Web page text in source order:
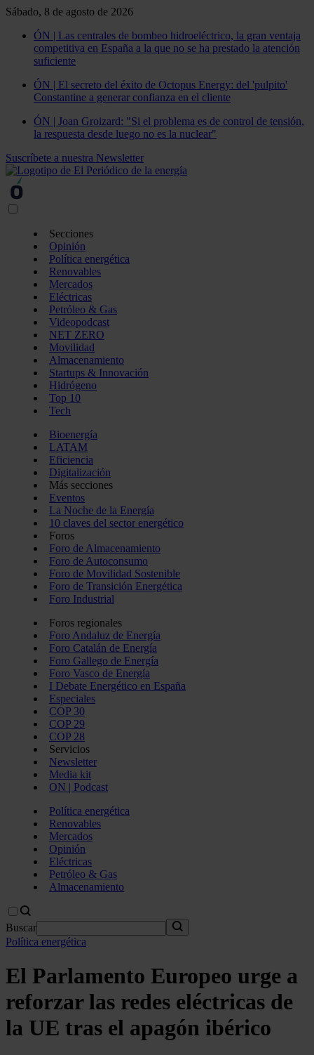
Sábado, 8 de agosto de 2026
ÓN | Las centrales de bombeo hidroeléctrico, la gran ventaja
competitiva en España a la que no se ha prestado la atención
suficiente
ÓN | El secreto del éxito de Octopus Energy: del 'pulpito'
Constantine a generar confianza en el cliente
ÓN | Joan Groizard: "Si el problema es de control de tensión,
la respuesta desde luego no es la nuclear"
Suscríbete a nuestra Newsletter
Secciones
Opinión
Política energética
Renovables
Mercados
Eléctricas
Petróleo & Gas
Videopodcast
NET ZERO
Movilidad
Almacenamiento
Startups & Innovación
Hidrógeno
Top 10
Tech
Bioenergía
LATAM
Eficiencia
Digitalización
Más secciones
Eventos
La Noche de la Energía
10 claves del sector energético
Foros
Foro de Almacenamiento
Foro de Autoconsumo
Foro de Movilidad Sostenible
Foro de Transición Energética
Foro Industrial
Foros regionales
Foro Andaluz de Energía
Foro Catalán de Energía
Foro Gallego de Energía
Foro Vasco de Energía
I Debate Energético en España
Especiales
COP 30
COP 29
COP 28
Servicios
Newsletter
Media kit
ON | Podcast
Política energética
Renovables
Mercados
Opinión
Eléctricas
Petróleo & Gas
Almacenamiento
Buscar
Política energética
El Parlamento Europeo urge a
reforzar las redes eléctricas de
la UE tras el apagón ibérico